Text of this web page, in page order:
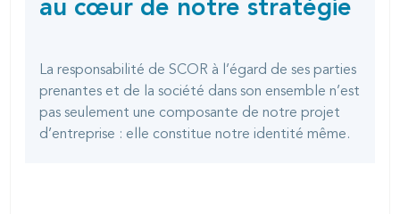
au cœur de notre stratégie
La responsabilité de SCOR à l’égard de ses parties
prenantes et de la société dans son ensemble n’est
pas seulement une composante de notre projet
d’entreprise : elle constitue notre identité même.